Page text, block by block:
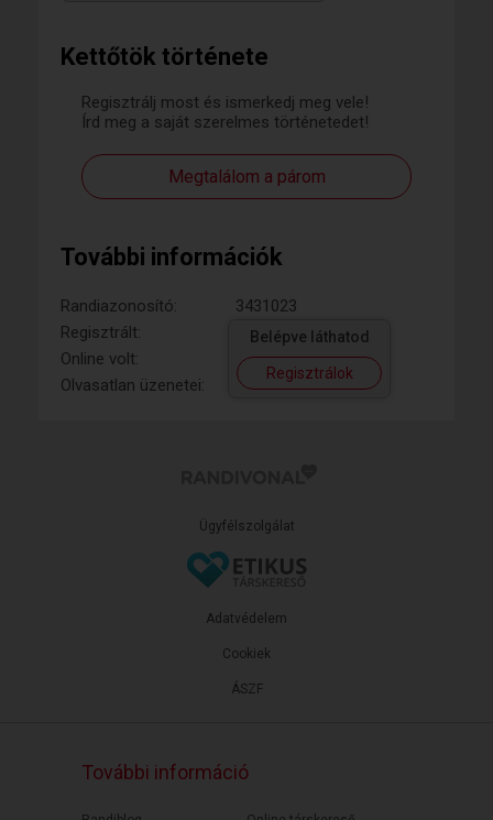
Kettőtök története
Regisztrálj most és ismerkedj meg vele!
Írd meg a saját szerelmes történetedet!
Megtalálom a párom
További információk
Randiazonosító:
3431023
Regisztrált:
Online volt:
Olvasatlan üzenetei:
Belépve láthatod
Regisztrálok
Ügyfélszolgálat
ÁSZF
Adatvédelem
Cookiek
További információ